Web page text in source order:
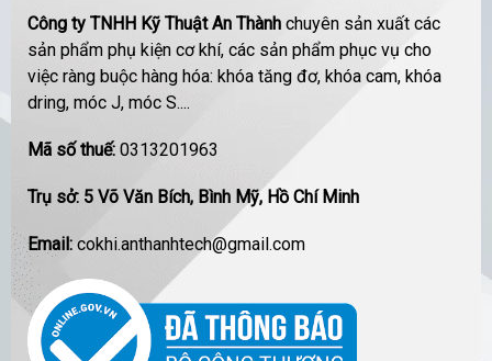
Công ty TNHH Kỹ Thuật An Thành chuyên sản xuất các
sản phẩm phụ kiện cơ khí, các sản phẩm phục vụ cho
việc ràng buộc hàng hóa: khóa tăng đơ, khóa cam, khóa
dring, móc J, móc S....
Mã số thuế: 0313201963
Trụ sở: 5 Võ Văn Bích, Bình Mỹ, Hồ Chí Minh
Email: cokhi.anthanhtech@gmail.com